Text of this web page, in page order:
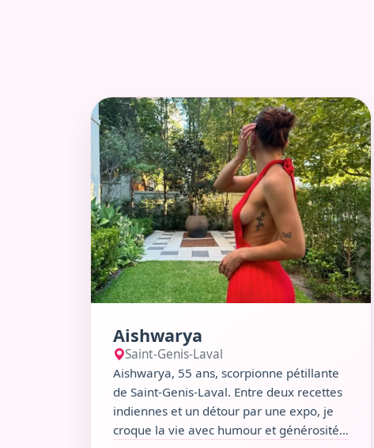
Voir le profil de Aishwarya
Aishwarya
Saint-Genis-Laval
Aishwarya, 55 ans, scorpionne pétillante
de Saint-Genis-Laval. Entre deux recettes
indiennes et un détour par une expo, je
croque la vie avec humour et générosité.